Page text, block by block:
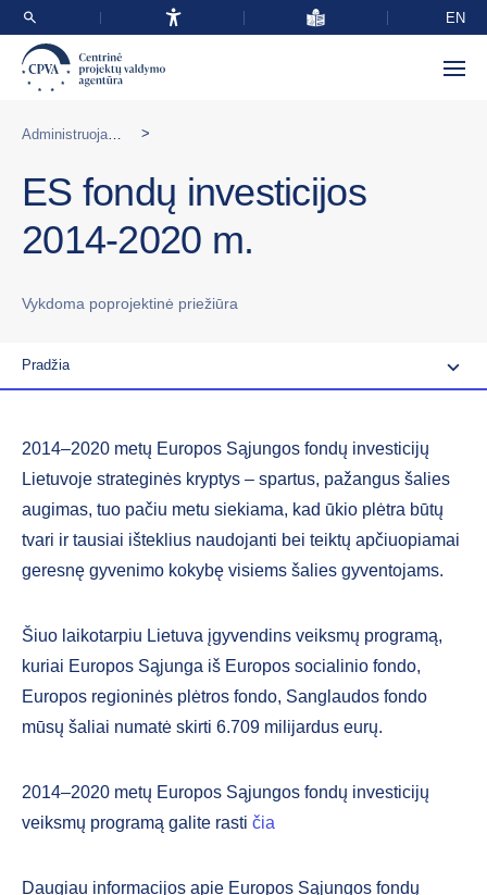
EN
>
ES fondų investicijos
2014-2020 m.
Vykdoma poprojektinė priežiūra
Pradžia
2014–2020 metų Europos Sąjungos fondų investicijų
Lietuvoje strateginės kryptys – spartus, pažangus šalies
augimas, tuo pačiu metu siekiama, kad ūkio plėtra būtų
tvari ir tausiai išteklius naudojanti bei teiktų apčiuopiamai
geresnę gyvenimo kokybę visiems šalies gyventojams.
Šiuo laikotarpiu Lietuva įgyvendins veiksmų programą,
kuriai Europos Sąjunga iš Europos socialinio fondo,
Europos regioninės plėtros fondo, Sanglaudos fondo
mūsų šaliai numatė skirti 6.709 milijardus eurų.
2014–2020 metų Europos Sąjungos fondų investicijų
veiksmų programą galite rasti čia
Daugiau informacijos apie Europos Sąjungos fondų